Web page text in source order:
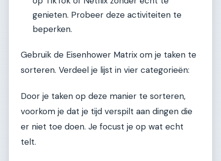
genieten. Probeer deze activiteiten te
beperken.
Gebruik de Eisenhower Matrix om je taken te
sorteren. Verdeel je lijst in vier categorieën:
Door je taken op deze manier te sorteren,
voorkom je dat je tijd verspilt aan dingen die
er niet toe doen. Je focust je op wat echt
telt.